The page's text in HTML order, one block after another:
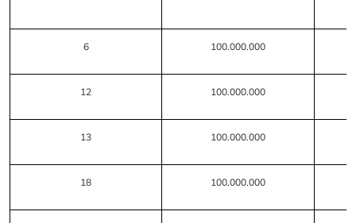
6 100.000.000
12 100.000.000
13 100.000.000
18 100.000.000